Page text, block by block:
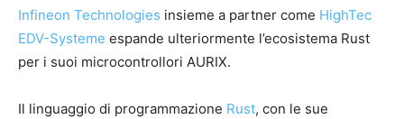
Infineon Technologies ​​insieme a partner come HighTec
EDV-Systeme espande ulteriormente l’ecosistema Rust
per i suoi microcontrollori AURIX.
Il linguaggio di programmazione Rust, con le sue